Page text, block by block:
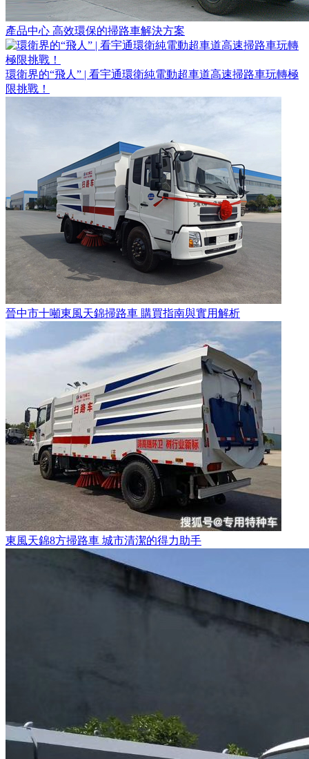
產品中心 高效環保的掃路車解決方案
環衛界的“飛人” | 看宇通環衛純電動超車道高速掃路車玩轉極
限挑戰！
晉中市十噸東風天錦掃路車 購買指南與實用解析
東風天錦8方掃路車 城市清潔的得力助手